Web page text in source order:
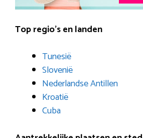
Top regio’s en landen
Tunesië
Slovenië
Nederlandse Antillen
Kroatië
Cuba